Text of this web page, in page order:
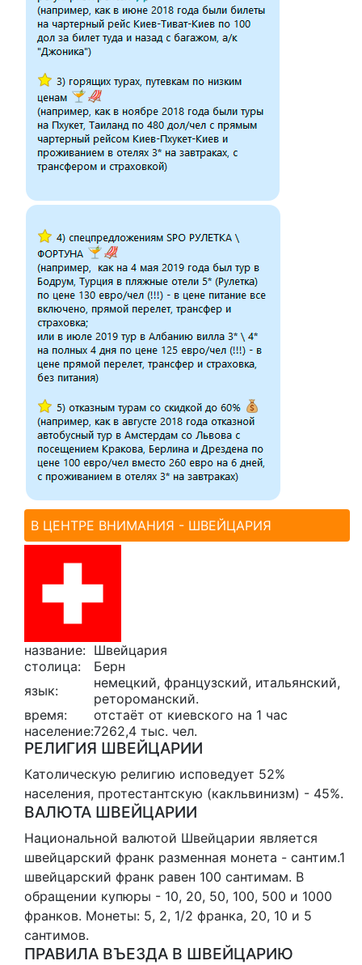
В ЦЕНТРЕ ВНИМАНИЯ - ШВЕЙЦАРИЯ
название: Швейцария
столица:
Берн
язык:
немецкий, французский, итальянский,
ретороманский.
время:
отстаёт от киевского на 1 час
население:7262,4 тыс. чел.
РЕЛИГИЯ ШВЕЙЦАРИИ
Католическую религию исповедует 52%
населения, протестантскую (какльвинизм) - 45%.
ВАЛЮТА ШВЕЙЦАРИИ
Национальной валютой Швейцарии является
швейцарский франк разменная монета - сантим.1
швейцарский франк равен 100 сантимам. В
обращении купюры - 10, 20, 50, 100, 500 и 1000
франков. Монеты: 5, 2, 1/2 франка, 20, 10 и 5
сантимов.
ПРАВИЛА ВЪЕЗДА В ШВЕЙЦАРИЮ